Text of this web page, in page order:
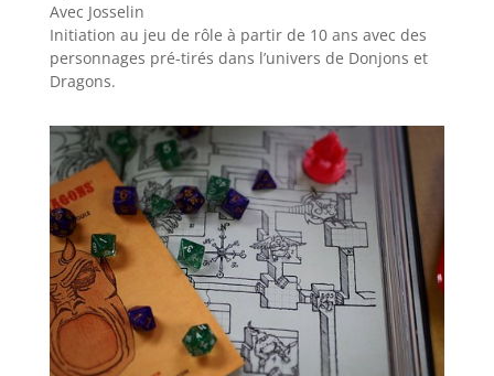
Avec Josselin
Initiation au jeu de rôle à partir de 10 ans avec des
personnages pré-tirés dans l’univers de Donjons et
Dragons.